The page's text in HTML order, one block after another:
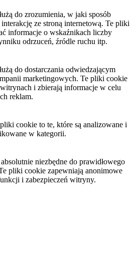
do zrozumienia, w jaki sposób
ze stroną internetową. Te pliki
informacje o wskaźnikach liczby
odrzuceń, źródle ruchu itp.
do dostarczania odwiedzającym
marketingowych. Te pliki cookie
i zbierają informacje w celu
reklam.
cookie to te, które są analizowane i
w kategorii.
niezbędne do prawidłowego
pliki cookie zapewniają anonimowe
i zabezpieczeń witryny.